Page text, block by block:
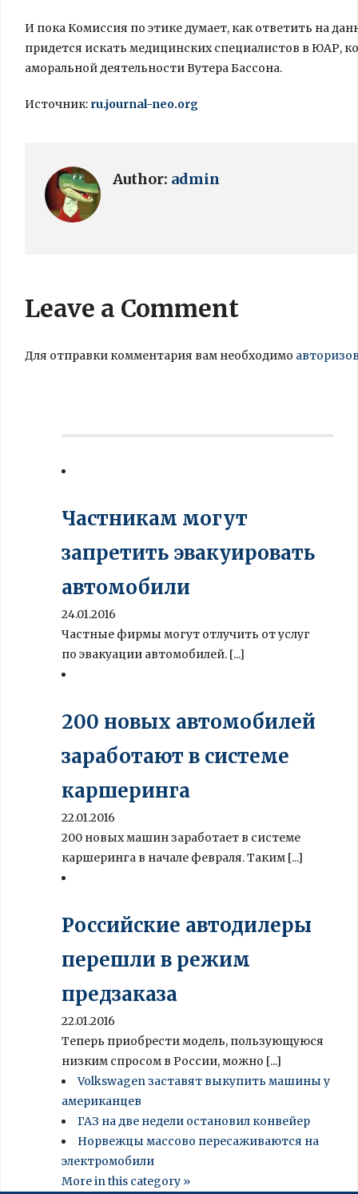
И пока Комиссия по этике думает, как ответить на
придется искать медицинских специалистов в ЮАР,
аморальной деятельности Вутера Бассона.
Источник: ru.journal-neo.org
Author: admin
Leave a Comment
Для отправки комментария вам необходимо
Частникам могут
запретить эвакуировать
автомобили
24.01.2016
Частные фирмы могут отлучить от услуг
по эвакуации автомобилей. [...]
200 новых автомобилей
заработают в системе
каршеринга
22.01.2016
200 новых машин заработает в системе
каршеринга в начале февраля. Таким [...]
Российские автодилеры
перешли в режим
предзаказа
22.01.2016
Теперь приобрести модель, пользующуюся
низким спросом в России, можно [...]
Volkswagen заставят выкупить машины у
американцев
ГАЗ на две недели остановил конвейер
Норвежцы массово пересаживаются на
электромобили
More in this category »